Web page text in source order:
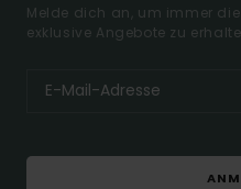
Melde dich an, um immer
exklusive Angebote zu